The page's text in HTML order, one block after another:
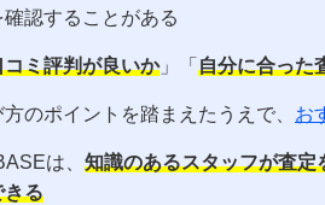
確認することがある
コミ評判が良いか」「 自分に合った
方のポイントを踏まえたうえで、 お
は、 知識のあるスタッフが査
きる